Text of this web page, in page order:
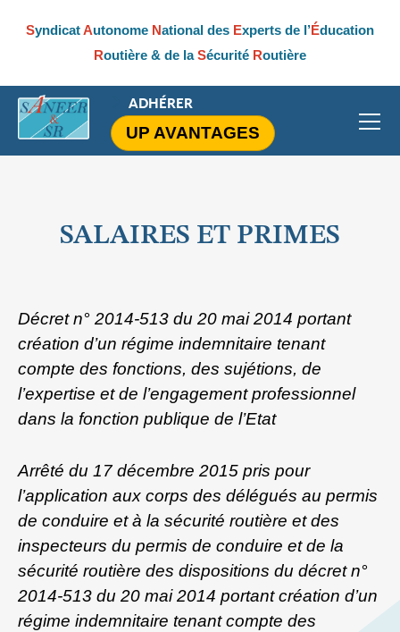
SyndicatAutonome National des Experts de l’Éducation
Routière & de laSécurité Routière
ADHÉRER
UP AVANTAGES
SALAIRES ET PRIMES
Décret n° 2014-513 du 20 mai 2014 portant
création d’un régime indemnitaire tenant
compte des fonctions, des sujétions, de
l’expertise et de l’engagement professionnel
dans la fonction publique de l’Etat
Arrêté du 17 décembre 2015 pris pour
l’application aux corps des délégués au permis
de conduire et à la sécurité routière et des
inspecteurs du permis de conduire et de la
sécurité routière des dispositions du décret n°
2014-513 du 20 mai 2014 portant création d’un
régime indemnitaire tenant compte des